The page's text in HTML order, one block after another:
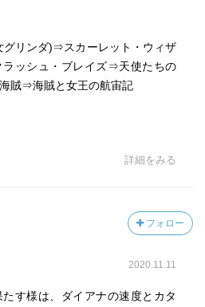
リンダ)⇒スカーレット・ウィザ
ッシュ・ブレイズ⇒天使たちの
賊⇒海賊と女王の航宙記
詳細をみる
フォロー
2020.11.11
す様は、ダイアナの速度とカタ